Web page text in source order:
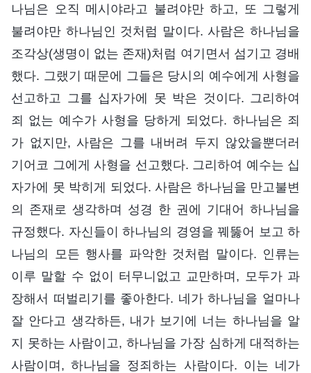
나님은 오직 메시야라고 불려야만 하고, 또 그렇게
불려야만 하나님인 것처럼 말이다. 사람은 하나님을
조각상(생명이 없는 존재)처럼 여기면서 섬기고 경배
했다. 그랬기 때문에 그들은 당시의 예수에게 사형을
선고하고 그를 십자가에 못 박은 것이다. 그리하여
죄 없는 예수가 사형을 당하게 되었다. 하나님은 죄
가 없지만, 사람은 그를 내버려 두지 않았을뿐더러
기어코 그에게 사형을 선고했다. 그리하여 예수는 십
자가에 못 박히게 되었다. 사람은 하나님을 만고불변
의 존재로 생각하며 성경 한 권에 기대어 하나님을
규정했다. 자신들이 하나님의 경영을 꿰뚫어 보고 하
나님의 모든 행사를 파악한 것처럼 말이다. 인류는
이루 말할 수 없이 터무니없고 교만하며, 모두가 과
장해서 떠벌리기를 좋아한다. 네가 하나님을 얼마나
잘 안다고 생각하든, 내가 보기에 너는 하나님을 알
지 못하는 사람이고, 하나님을 가장 심하게 대적하는
사람이며, 하나님을 정죄하는 사람이다. 이는 네가